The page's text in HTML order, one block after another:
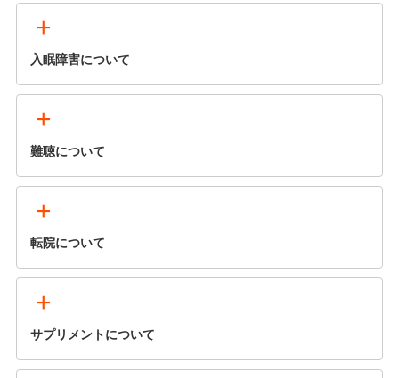
+
入眠障害について
+
難聴について
+
転院について
+
サプリメントについて